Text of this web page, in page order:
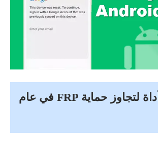
أفضل 11 أداة لتجاوز حماية FRP في عام